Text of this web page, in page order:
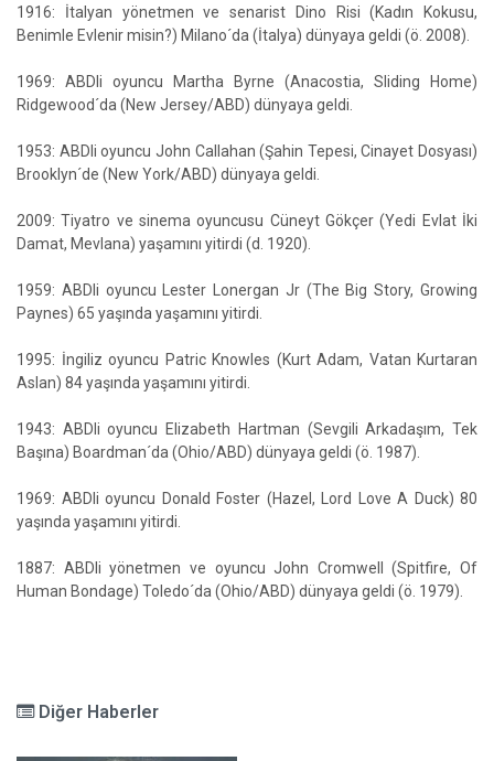
1916: İtalyan yönetmen ve senarist Dino Risi (Kadın Kokusu,
Benimle Evlenir misin?) Milano´da (İtalya) dünyaya geldi (ö. 2008).
1969: ABDli oyuncu Martha Byrne (Anacostia, Sliding Home)
Ridgewood´da (New Jersey/ABD) dünyaya geldi.
1953: ABDli oyuncu John Callahan (Şahin Tepesi, Cinayet Dosyası)
Brooklyn´de (New York/ABD) dünyaya geldi.
2009: Tiyatro ve sinema oyuncusu Cüneyt Gökçer (Yedi Evlat İki
Damat, Mevlana) yaşamını yitirdi (d. 1920).
1959: ABDli oyuncu Lester Lonergan Jr (The Big Story, Growing
Paynes) 65 yaşında yaşamını yitirdi.
1995: İngiliz oyuncu Patric Knowles (Kurt Adam, Vatan Kurtaran
Aslan) 84 yaşında yaşamını yitirdi.
1943: ABDli oyuncu Elizabeth Hartman (Sevgili Arkadaşım, Tek
Başına) Boardman´da (Ohio/ABD) dünyaya geldi (ö. 1987).
1969: ABDli oyuncu Donald Foster (Hazel, Lord Love A Duck) 80
yaşında yaşamını yitirdi.
1887: ABDli yönetmen ve oyuncu John Cromwell (Spitfire, Of
Human Bondage) Toledo´da (Ohio/ABD) dünyaya geldi (ö. 1979).
Diğer Haberler